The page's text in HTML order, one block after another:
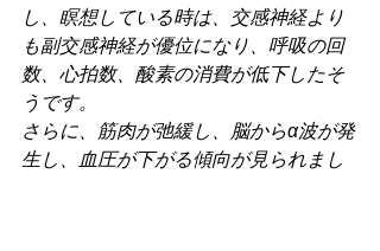
し、瞑想している時は、交感神経より
も副交感神経が優位になり、呼吸の回
数、心拍数、酸素の消費が低下したそ
うです。
さらに、筋肉が弛緩し、脳からα波が発
生し、血圧が下がる傾向が見られまし